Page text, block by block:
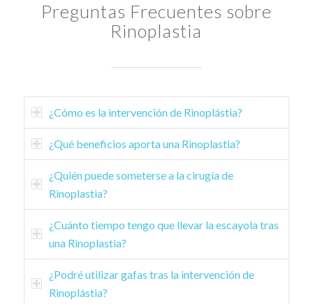
Preguntas Frecuentes sobre
Rinoplastia
¿Cómo es la intervención de Rinoplástia?
¿Qué beneficios aporta una Rinoplastia?
¿Quién puede someterse a la cirugía de
Rinoplastia?
¿Cuánto tiempo tengo que llevar la escayola tras
una Rinoplastia?
¿Podré utilizar gafas tras la intervención de
Rinoplástia?